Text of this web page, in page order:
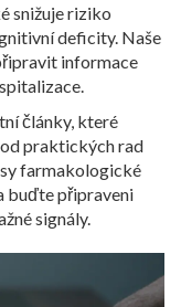
snižuje riziko
deficity. Naše
informace
články, které
praktických rad
farmakologické
buďte připraveni
signály.